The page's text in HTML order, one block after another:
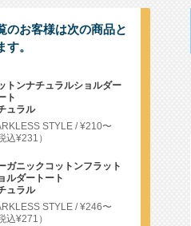
のお客様は次の商品と
。
トンナチュラルショルダー
ト
ュラル
STYLE
¥210〜
込¥231）
ガニックコットンフラット
ルダートート
ュラル
STYLE
¥246〜
込¥271）